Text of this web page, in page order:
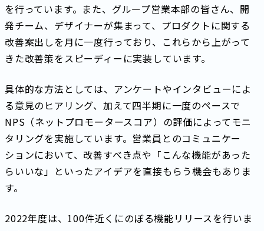
を行っています。また、グループ営業本部の皆さん、開
発チーム、デザイナーが集まって、プロダクトに関する
改善案出しを月に一度行っており、これらから上がって
きた改善策をスピーディーに実装しています。
具体的な方法としては、アンケートやインタビューによ
る意見のヒアリング、加えて四半期に一度のペースで
NPS（ネットプロモータースコア）の評価によってモニ
タリングを実施しています。営業員とのコミュニケー
ションにおいて、改善すべき点や「こんな機能があった
らいいな」といったアイデアを直接もらう機会もありま
す。
2022年度は、100件近くにのぼる機能リリースを行いま